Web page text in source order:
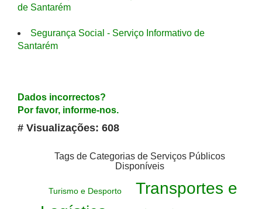
de Santarém
Segurança Social - Serviço Informativo de
Santarém
Dados incorrectos?
Por favor, informe-nos.
# Visualizações: 608
Tags de Categorias de Serviços Públicos
Disponíveis
Turismo e Desporto
Transportes e